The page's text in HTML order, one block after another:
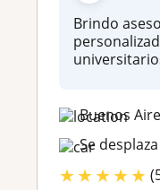
Brindo
Buenos
Se
★★★★★